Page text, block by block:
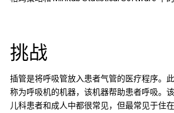
挑战
插管是将呼吸管放入患者气管的医疗程序。
称为呼吸机的机器，该机器帮助患者呼吸。
儿科患者和成人中都很常见，但最常见于住